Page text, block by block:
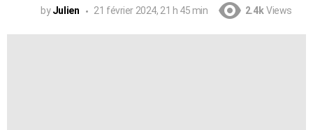
by Julien 21 février 2024, 21 h 45 min 2.4k Views